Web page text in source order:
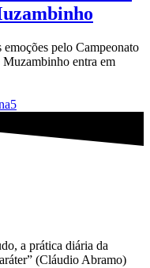
pelo Campeonato
entra em
5
a prática diária da
(Cláudio Abramo)